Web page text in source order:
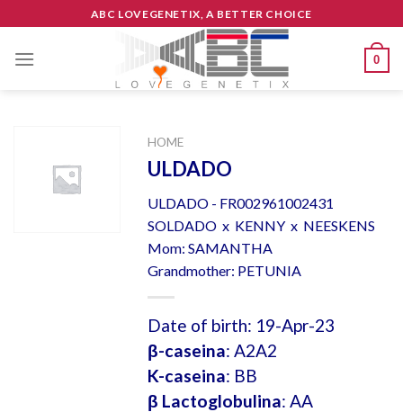
to
content
ABC LOVEGENETIX, A BETTER CHOICE
0
HOME
ULDADO
ULDADO - FR002961002431
SOLDADO x KENNY x NEESKENS
Mom: SAMANTHA
Grandmother: PETUNIA
Date of birth: 19-Apr-23
β-caseina: A2A2
K-caseina: BB
β Lactoglobulina: AA